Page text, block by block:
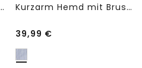
Qualität Kurzarm Hemd mit Brusttasche und Streifen
39,99 €